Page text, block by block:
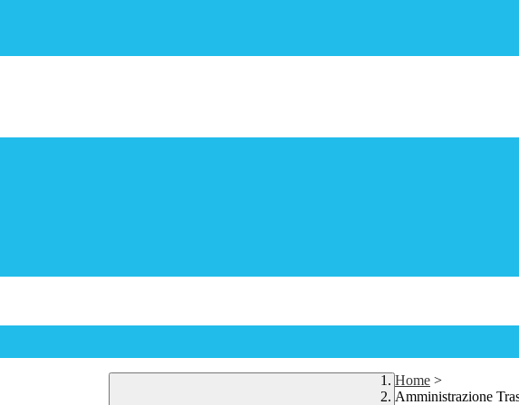
Home >
Amministrazione